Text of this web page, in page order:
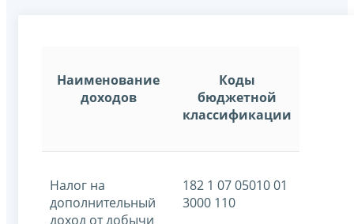
Наименование
доходов
Коды
бюджетной
классификации
Налог на
дополнительный
доход от добычи
182 1 07 05010 01
3000 110